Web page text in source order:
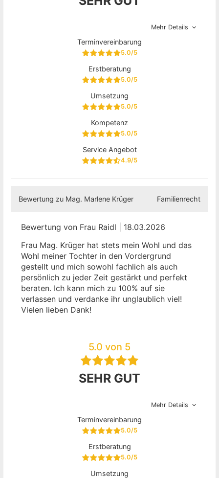
Mehr Details
Terminvereinbarung
5.0/5
Erstberatung
5.0/5
Umsetzung
5.0/5
Kompetenz
5.0/5
Service Angebot
4.9/5
Bewertung zu Mag. Marlene Krüger Familienrecht
Bewertung von Frau Raidl | 18.03.2026
Frau Mag. Krüger hat stets mein Wohl und das
Wohl meiner Tochter in den Vordergrund
gestellt und mich sowohl fachlich als auch
persönlich zu jeder Zeit gestärkt und perfekt
beraten. Ich kann mich zu 100% auf sie
verlassen und verdanke ihr unglaublich viel!
Vielen lieben Dank!
5.0 von 5
SEHR GUT
Mehr Details
Terminvereinbarung
5.0/5
Erstberatung
5.0/5
Umsetzung